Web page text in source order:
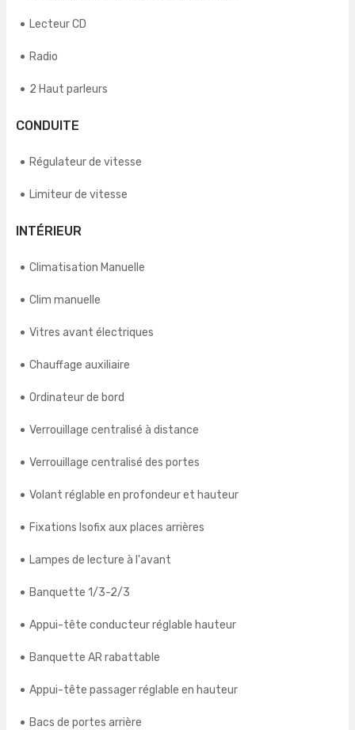
Lecteur CD
Radio
2 Haut parleurs
CONDUITE
Régulateur de vitesse
Limiteur de vitesse
INTÉRIEUR
Climatisation Manuelle
Clim manuelle
Vitres avant électriques
Chauffage auxiliaire
Ordinateur de bord
Verrouillage centralisé à distance
Verrouillage centralisé des portes
Volant réglable en profondeur et hauteur
Fixations Isofix aux places arrières
Lampes de lecture à l'avant
Banquette 1/3-2/3
Appui-tête conducteur réglable hauteur
Banquette AR rabattable
Appui-tête passager réglable en hauteur
Bacs de portes arrière